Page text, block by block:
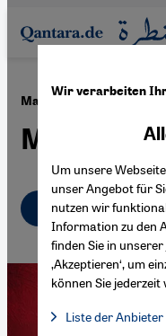
Direkt zum Inhalt springen
Maya Youssefs Album
Musik als
Deutsch
Wir verarbeiten
Um unsere
unser Angebot für
nutzen wir
Information zu den
finden Sie in unserer
‚Akzeptieren‘, um
können Sie
Liste der Anbieter